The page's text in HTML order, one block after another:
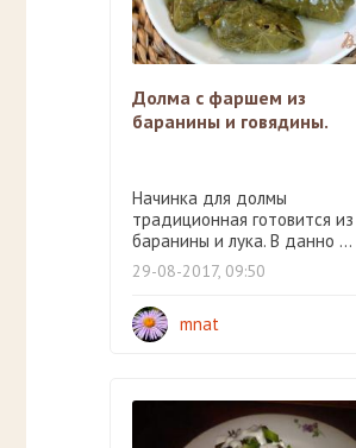
Долма с фаршем из
баранины и говядины.
Начинка для долмы
традиционная готовится из
баранины и лука. В данно ...
29-08-2017, 09:50
mnat